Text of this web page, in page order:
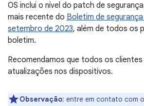
OS inclui o nível do patch de
mais recente do Boletim de
setembro de 2023, além de todos os
boletim.
Recomendamos que todos os
atualizações nos dispositivos.
Observação: entre em contato com